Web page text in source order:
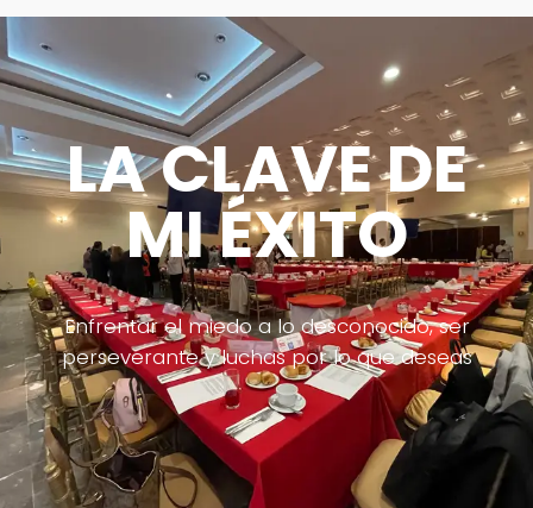
LA CLAVE DE
MI ÉXITO
Enfrentar el miedo a lo desconocido, ser
perseverante y luchas por lo que deseas